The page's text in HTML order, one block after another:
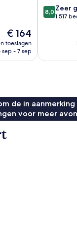
De
prijs
is
€ 164
toeslagen
sep - 7 sep
8.0
van
8,0 Zeer
1.517
de in
voor meer